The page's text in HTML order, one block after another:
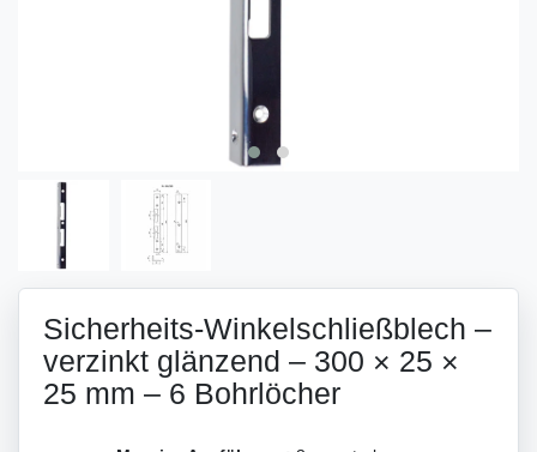
Sicherheits-Winkelschließblech –
verzinkt glänzend – 300 × 25 ×
25 mm – 6 Bohrlöcher